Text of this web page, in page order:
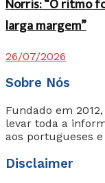
Norris: “O ritmo
larga margem”
26/07/2026
Sobre Nós
Fundado em
levar toda a
aos portugueses
Disclaimer